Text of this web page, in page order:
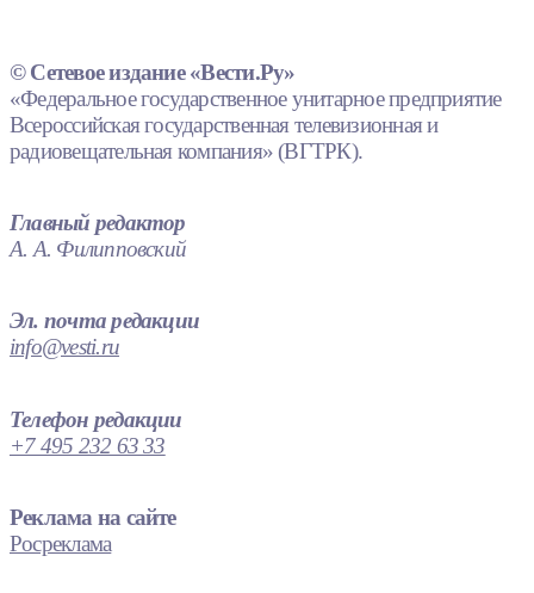
© Сетевое издание «Вести.Ру»
«Федеральное государственное унитарное предприятие
Всероссийская государственная телевизионная и
радиовещательная компания» (ВГТРК).
Главный редактор
А. А. Филипповский
Эл. почта редакции
info@vesti.ru
Телефон редакции
+7 495 232 63 33
Реклама на сайте
Росреклама